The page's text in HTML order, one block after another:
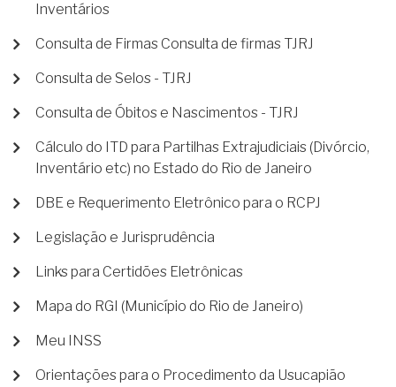
Inventários
Consulta de Firmas Consulta de firmas TJRJ
Consulta de Selos - TJRJ
Consulta de Óbitos e Nascimentos - TJRJ
Cálculo do ITD para Partilhas Extrajudiciais (Divórcio,
Inventário etc) no Estado do Rio de Janeiro
DBE e Requerimento Eletrônico para o RCPJ
Legislação e Jurisprudência
Links para Certidões Eletrônicas
Mapa do RGI (Município do Rio de Janeiro)
Meu INSS
Orientações para o Procedimento da Usucapião